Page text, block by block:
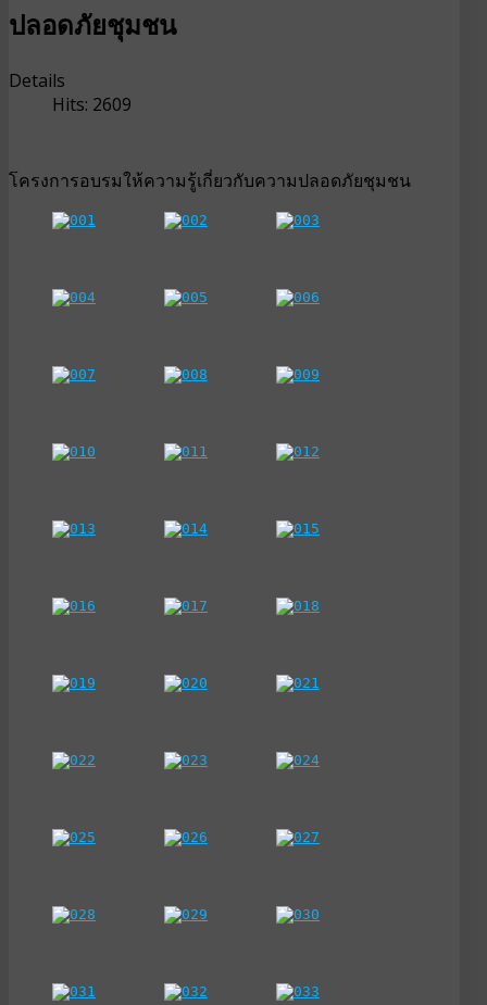
ปลอดภัยชุมชน
Details
Hits: 2609
โครงการอบรมให้ความรู้เกี่ยวกับความปลอดภัยชุมชน